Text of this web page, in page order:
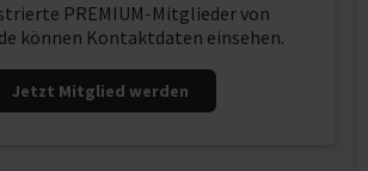
PREMIUM-Mitglieder von
können Kontaktdaten einsehen.
Jetzt Mitglied werden